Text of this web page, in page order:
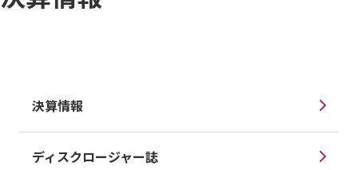
決算情報
ディスクロージャー誌